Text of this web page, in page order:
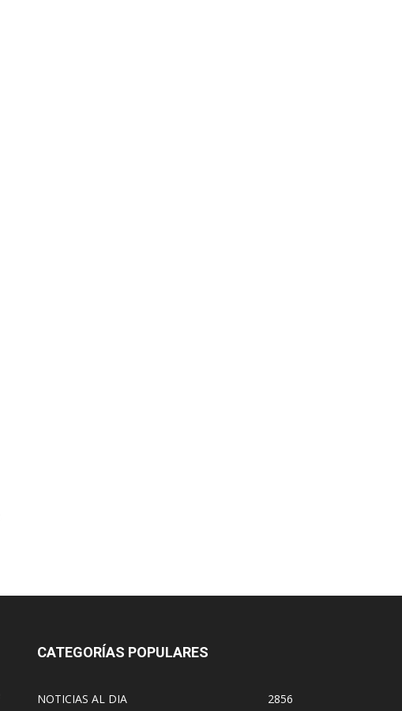
CATEGORÍAS POPULARES
NOTICIAS AL DIA 2856